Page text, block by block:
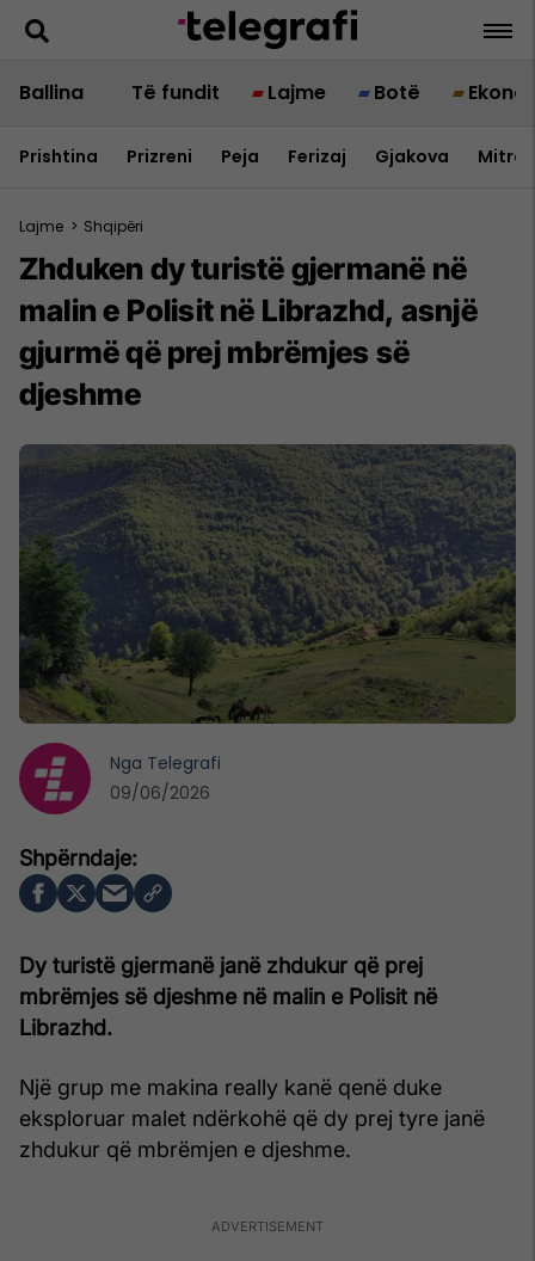
Ballina Të fundit Lajme Botë
Prishtina Prizreni Peja Ferizaj Gjakova
Lajme > Shqipëri
Zhduken dy turistë gjermanë në
malin e Polisit në Librazhd, asnjë
gjurmë që prej mbrëmjes së
djeshme
Dy turistë gjermanë janë zhdukur që prej
mbrëmjes së djeshme në malin e Polisit në
Librazhd.
Një grup me makina really kanë qenë duke
eksploruar malet ndërkohë që dy prej tyre janë
zhdukur që mbrëmjen e djeshme.
Nga Telegrafi
09/06/2026